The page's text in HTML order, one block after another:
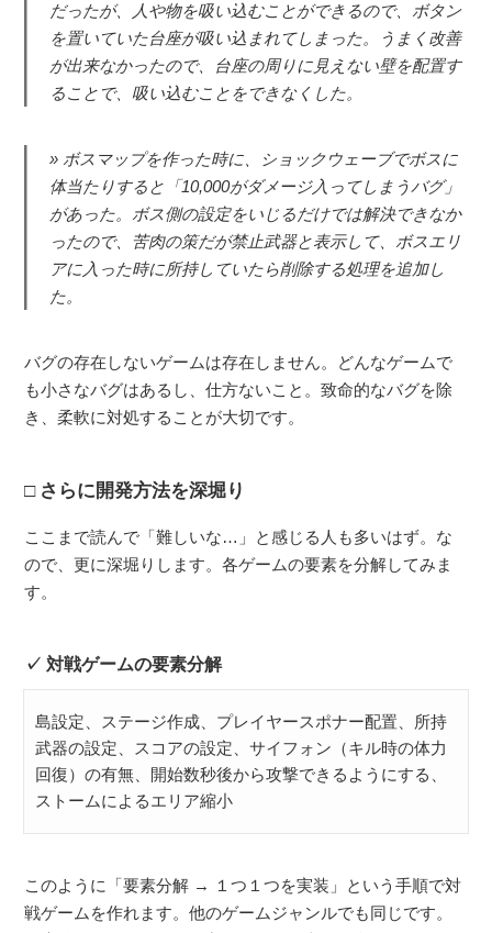
だったが、人や物を吸い込むことができるので、ボタン
を置いていた台座が吸い込まれてしまった。うまく改善
が出来なかったので、台座の周りに見えない壁を配置す
ることで、吸い込むことをできなくした。
ボスマップを作った時に、ショックウェーブでボスに
体当たりすると「10,000がダメージ入ってしまうバグ」
があった。ボス側の設定をいじるだけでは解決できなか
ったので、苦肉の策だが禁止武器と表示して、ボスエリ
アに入った時に所持していたら削除する処理を追加し
た。
バグの存在しないゲームは存在しません。どんなゲームで
も小さなバグはあるし、仕方ないこと。致命的なバグを除
き、柔軟に対処することが大切です。
さらに開発方法を深堀り
ここまで読んで「難しいな…」と感じる人も多いはず。な
ので、更に深堀りします。各ゲームの要素を分解してみま
す。
対戦ゲームの要素分解
島設定、ステージ作成、プレイヤースポナー配置、所持
武器の設定、スコアの設定、サイフォン（キル時の体力
回復）の有無、開始数秒後から攻撃できるようにする、
ストームによるエリア縮小
このように「要素分解 → １つ１つを実装」という手順で対
戦ゲームを作れます。他のゲームジャンルでも同じです。